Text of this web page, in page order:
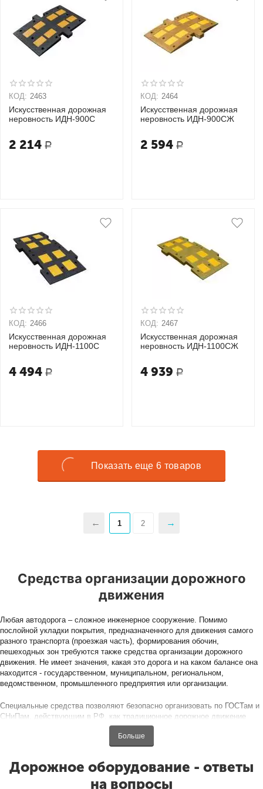
Средства организации дорожного
движения
Любая автодорога – сложное инженерное сооружение. Помимо
послойной укладки покрытия, предназначенного для движения самого
разного транспорта (проезжая часть), формирования обочин,
пешеходных зон требуются также средства организации дорожного
движения. Не имеет значения, какая это дорога и на каком балансе она
находится - государственном, муниципальном, региональном,
ведомственном, промышленного предприятия или организации.
Специальные средства позволяют безопасно организовать по ГОСТам и
СНиПам, действующим в РФ, как традиционное дорожное движение
легковых и грузовых автомобилей, так и технологические перевозки,
подъезды к объектам разного назначения, пр. Средства помогают
обеспечить и перемещение пешеходов. От этой важной продукции во
Вы занимаетесь оснащением автодорог, промышленных и прочих зон?
Больше
Дорожное оборудование - ответы
на вопросы
КОД: 2463
Искусственная дорожная
неровность ИДН-900С
2 214 Р
КОД: 2464
Искусственная дорожная
неровность ИДН-900СЖ
2 594 Р
КОД: 2466
Искусственная дорожная
неровность ИДН-1100С
4 494 Р
КОД: 2467
Искусственная дорожная
неровность ИДН-1100СЖ
4 939 Р
Показать еще 6 товаров
1 2